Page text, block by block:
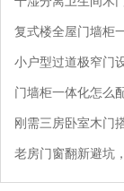
复式楼全屋门墙柜
小户型过道极窄门
门墙柜一体化怎么
刚需三房卧室木门
老房门窗翻新避坑